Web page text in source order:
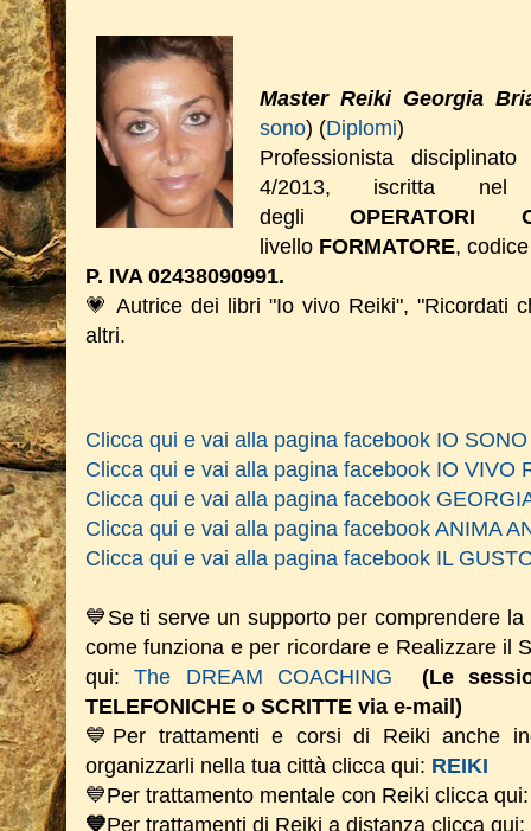
Master Reiki Georgia
sono) (Diplomi)
Professionista
4/2013, iscritta nel
degli
livello FORMATORE,
P. IVA 02438090991.
💗 Autrice dei libri "Io vivo Reiki", "Ricordati
altri.
Clicca qui e vai alla pagina facebook IO
Clicca qui e vai alla pagina facebook IO VIVO
Clicca qui e vai alla pagina facebook
Clicca qui e vai alla pagina facebook ANIMA
Clicca qui e vai alla pagina facebook IL
💙Se ti serve un supporto per comprendere la
come funziona e per ricordare e Realizzare il
qui:The DREAM COACHING
(Le
TELEFONICHE o SCRITTE via e-mail)
💙Per trattamenti e corsi di Reiki anche
organizzarli nella tua città clicca qui: REIKI
💙Per trattamento mentale con Reiki clicca
💙Per trattamenti di Reiki a distanza clicca qui: